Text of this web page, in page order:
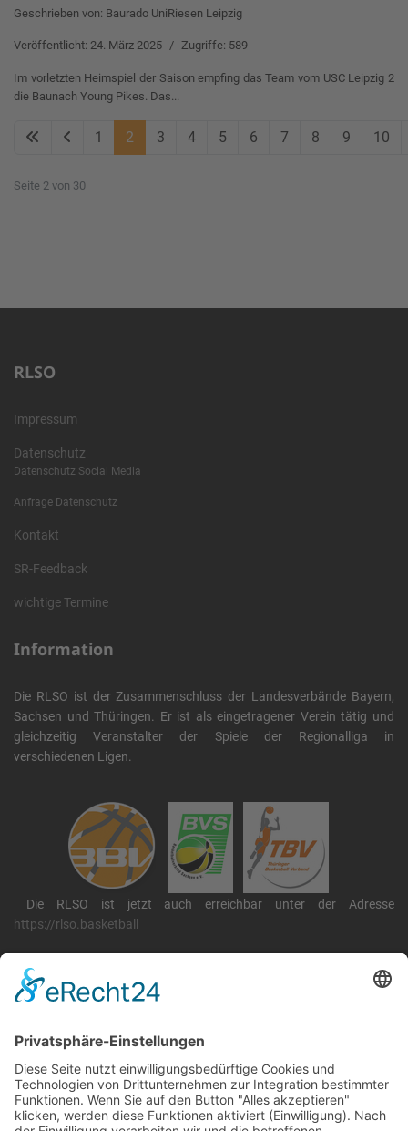
Geschrieben von: Baurado UniRiesen Leipzig
Veröffentlicht: 24. März 2025 Zugriffe: 589
Im vorletzten Heimspiel der Saison empfing das Team vom USC Leipzig 2
die Baunach Young Pikes. Das...
1 2 3 4 5 6 7 8 9 10
Seite 2 von 30
RLSO
Impressum
Datenschutz
Datenschutz Social Media
Anfrage Datenschutz
Kontakt
SR-Feedback
wichtige Termine
Information
Die RLSO ist der Zusammenschluss der Landesverbände Bayern,
Sachsen und Thüringen. Er ist als eingetragener Verein tätig und
gleichzeitig Veranstalter der Spiele der Regionalliga in
verschiedenen Ligen.
Die RLSO ist jetzt auch erreichbar unter der Adresse
https://rlso.basketball
RLSO Minikalender